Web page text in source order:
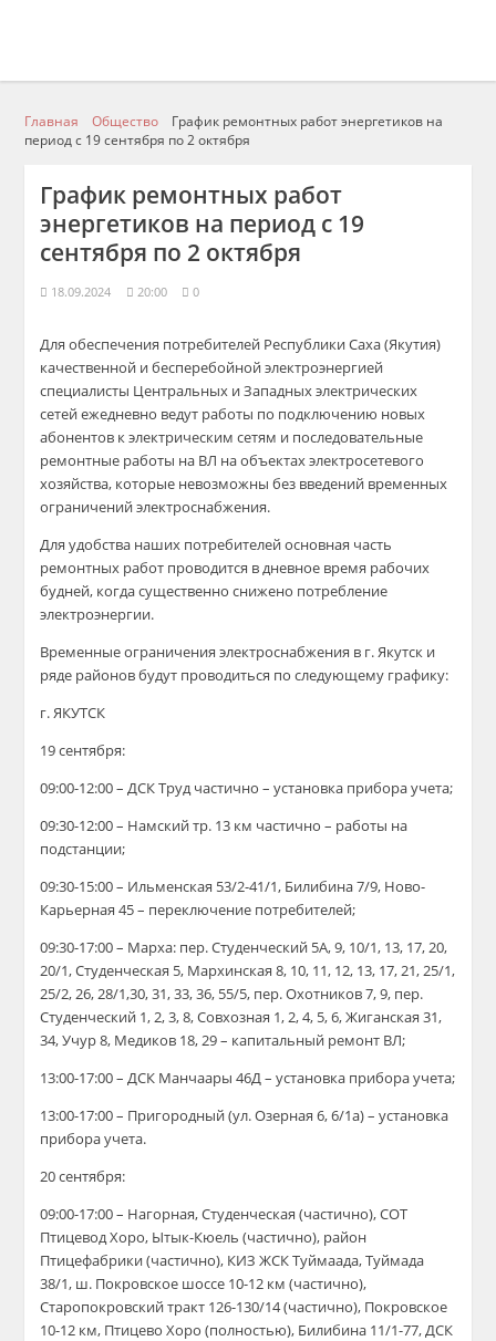
Главная Общество
График ремонтных работ энергетиков на
период с 19 сентября по 2 октября
График ремонтных работ
энергетиков на период с 19
сентября по 2 октября
18.09.2024 20:00 0
Для обеспечения потребителей Республики Саха (Якутия)
качественной и бесперебойной электроэнергией
специалисты Центральных и Западных электрических
сетей ежедневно ведут работы по подключению новых
абонентов к электрическим сетям и последовательные
ремонтные работы на ВЛ на объектах электросетевого
хозяйства, которые невозможны без введений временных
ограничений электроснабжения.
Для удобства наших потребителей основная часть
ремонтных работ проводится в дневное время рабочих
будней, когда существенно снижено потребление
электроэнергии.
Временные ограничения электроснабжения в г. Якутск и
ряде районов будут проводиться по следующему графику:
г. ЯКУТСК
19 сентября:
09:00-12:00 – ДСК Труд частично – установка прибора учета;
09:30-12:00 – Намский тр. 13 км частично – работы на
подстанции;
09:30-15:00 – Ильменская 53/2-41/1, Билибина 7/9, Ново-
Карьерная 45 – переключение потребителей;
09:30-17:00 – Марха: пер. Студенческий 5А, 9, 10/1, 13, 17, 20,
20/1, Студенческая 5, Мархинская 8, 10, 11, 12, 13, 17, 21, 25/1,
25/2, 26, 28/1,30, 31, 33, 36, 55/5, пер. Охотников 7, 9, пер.
Студенческий 1, 2, 3, 8, Совхозная 1, 2, 4, 5, 6, Жиганская 31,
34, Учур 8, Медиков 18, 29 – капитальный ремонт ВЛ;
13:00-17:00 – ДСК Манчаары 46Д – установка прибора учета;
13:00-17:00 – Пригородный (ул. Озерная 6, 6/1а) – установка
прибора учета.
20 сентября:
09:00-17:00 – Нагорная, Студенческая (частично), СОТ
Птицевод Хоро, Ытык-Кюель (частично), район
Птицефабрики (частично), КИЗ ЖСК Туймаада, Туймада
38/1, ш. Покровское шоссе 10-12 км (частично),
Старопокровский тракт 126-130/14(частично), Покровское
10-12 км, Птицево Хоро (полностью), Билибина 11/1-77, ДСК